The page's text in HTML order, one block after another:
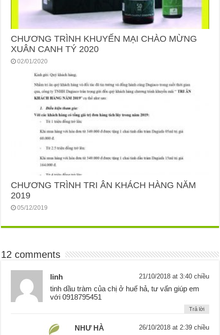
CHƯƠNG TRÌNH KHUYẾN MẠI CHÀO MỪNG
XUÂN CANH TÝ 2020
02/01/2020
CHƯƠNG TRÌNH TRI ÂN KHÁCH HÀNG NĂM
2019
05/12/2019
12 comments
linh 21/10/2018 at 3:40 chiều
tinh dầu tràm của chị ở huế hả, tư vấn giúp em
với 0918795451
Trả lời
NHƯ HÀ 26/10/2018 at 2:39 chiều